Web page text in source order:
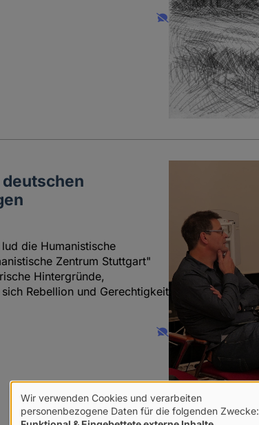
die Humanistische
Zentrum Stuttgart"
Hintergründe,
Rebellion und Gerechtigkeit
Verwendung
Wir verwenden Cookies und verarbeiten
personenbezogene Daten für die folgenden Zwecke: